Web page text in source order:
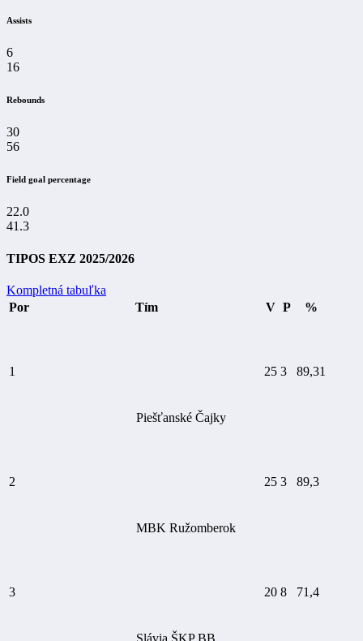
Assists
6
16
Rebounds
30
56
Field goal percentage
22.0
41.3
TIPOS EXZ 2025/2026
Kompletná tabuľka
Por
Tím V P %
1
Piešťanské Čajky
25 3 89,31
2
MBK Ružomberok
25 3 89,3
3
Slávia ŠKP BB
20 8 71,4